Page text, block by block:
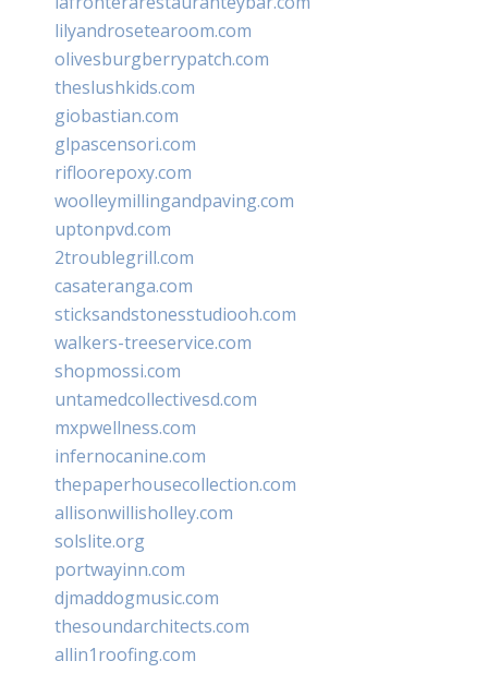
lilyandrosetearoom.com
olivesburgberrypatch.com
theslushkids.com
giobastian.com
glpascensori.com
rifloorepoxy.com
woolleymillingandpaving.com
uptonpvd.com
2troublegrill.com
casateranga.com
sticksandstonesstudiooh.com
walkers-treeservice.com
shopmossi.com
untamedcollectivesd.com
mxpwellness.com
infernocanine.com
thepaperhousecollection.com
allisonwillisholley.com
solslite.org
portwayinn.com
djmaddogmusic.com
thesoundarchitects.com
allin1roofing.com